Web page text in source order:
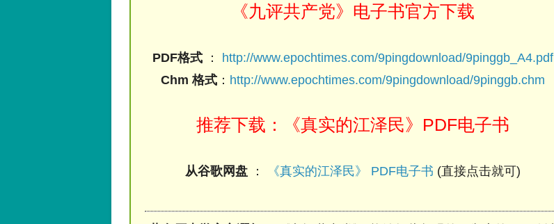
《九评共产党》电子书官方下载
PDF格式 ： http://www.epochtimes.com/9pingdownload/9pinggb_A4.pdf
Chm 格式 ： http://www.epochtimes.com/9pingdownload/9pinggb.chm
推荐下载：《真实的江泽民》PDF电子书
从谷歌网盘 ： 《真实的江泽民》 PDF电子书 (直接点击就可)